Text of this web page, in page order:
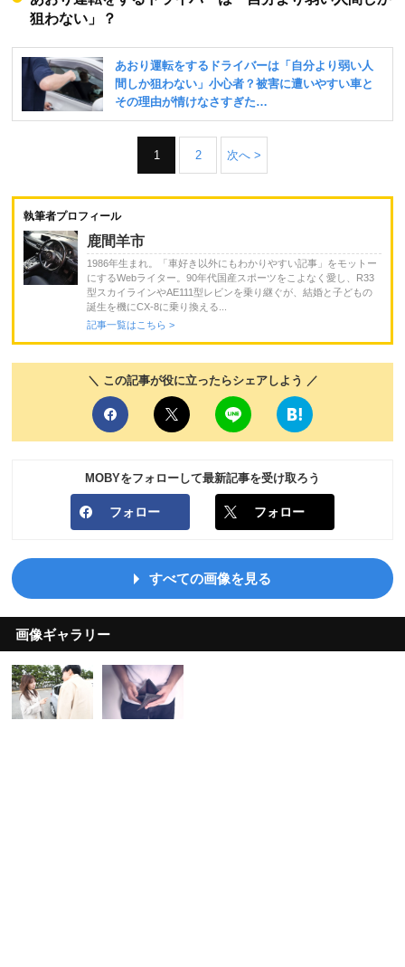
狙わない」？
1 2 次へ >
執筆者プロフィール
鹿間羊市
1986年生まれ。「車好き以外にもわかりやすい記事」をモットー
にするWebライター。90年代国産スポーツをこよなく愛し、R33
型スカイラインやAE111型レビンを乗り継ぐが、結婚と子どもの
誕生を機にCX-8に乗り換える...
記事一覧はこちら >
＼ この記事が役に立ったらシェアしよう ／
MOBYをフォローして最新記事を受け取ろう
フォロー フォロー
すべての画像を見る
画像ギャラリー